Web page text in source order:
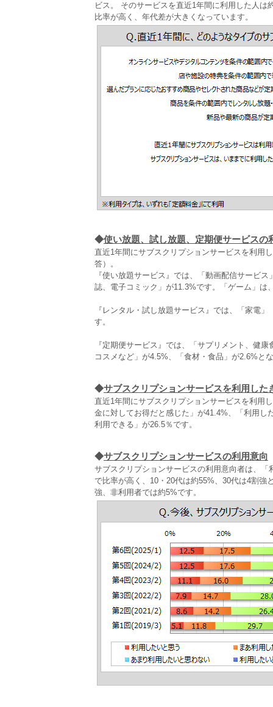
ビス。 そのサービスを直近1年間に利用した人
比率が高く、年代差が大きくなっています。
◆使い放題、試し放題、定期便サービスの
直近1年間にサブスクリプションサービスを利用
答）。
『使い放題サービス』では、「動画配信サービ
誌、電子コミック」が11.3%です。「ゲーム」は
『レンタル・試し放題サービス』では、「家電
す。
『定期便サービス』では、「サプリメント、健
コスメなど」が4.5%、「食材・食品」が2.6%と
◆サブスクリプションサービスを利用した
直近1年間にサブスクリプションサービスを利用
金に対してお得だと感じた」が41.4%、「利用
利用できる」が26.5％です。
◆サブスクリプションサービスの利用意向
サブスクリプションサービスの利用意向者は、
で比率が高く、10・20代は約55%、30代は4割強
強、非利用者では約5%です。